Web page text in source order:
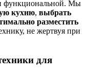
функциональной. Мы
кухню, выбрать
разместить
не жертвуя при
для